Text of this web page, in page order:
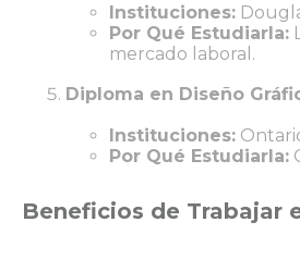
Instituciones:
Por Qué Estudiarla:
mercado laboral.
Diploma en Diseño
Instituciones:
Por Qué Estudiarla:
Beneficios de Trabajar